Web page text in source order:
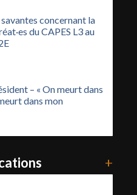
concernant la
du CAPES L3 au
– « On meurt dans
dans mon
+